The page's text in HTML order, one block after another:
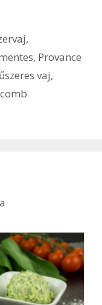
,
, Provance
vaj,